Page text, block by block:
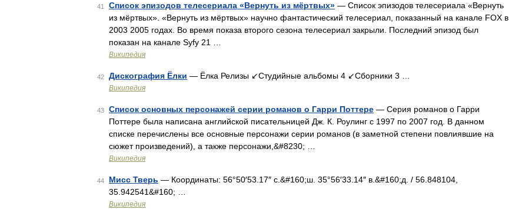
41 Список эпизодов телесериала «Вернуть из мёртвых» — Список эпизодов телесериала «Вернуть
из мёртвых». «Вернуть из мёртвых» научно фантастический телесериал, показанный на канале FOX в
2003 2005 годах. Во время показа второго сезона телесериал закрыли. Последний эпизод был
показан на канале Syfy 21 …
Википедия
42 Дискография Ёлки — Ёлка Релизы ↙Студийные альбомы 4 ↙Сборники 3 …
Википедия
43 Список основных персонажей серии романов о Гарри Поттере — Серия романов о Гарри
Поттере была написана английской писательницей Дж. К. Роулинг с 1997 по 2007 год. В данном
списке перечислены все основные персонажи серии романов (в заметной степени повлиявшие на
сюжет произведений), а также персонажи,&#8230; …
Википедия
44 Мисс Тверь — Координаты: 56°50′53.17″ с.&#160;ш. 35°56′33.14″ в.&#160;д. / 56.848104,
35.942541&#160; …
Википедия